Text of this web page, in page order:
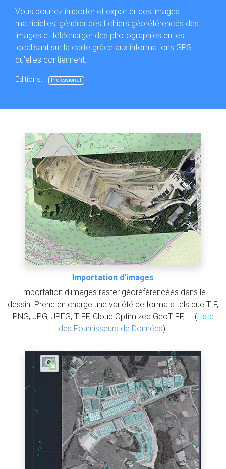
Vous pourrez importer et exporter des images
matricielles, générer des fichiers géoréférencés des
images et télécharger des photographies en les
localisant sur la carte grâce aux informations GPS
qu'elles contiennent.
Editions: Professional
Importation d'images
Importation d'images raster géoréférencées dans le
dessin. Prend en charge une variété de formats tels que TIF,
PNG, JPG, JPEG, TIFF, Cloud Optimized GeoTIFF, ... (Liste
des Fournisseurs de Données).